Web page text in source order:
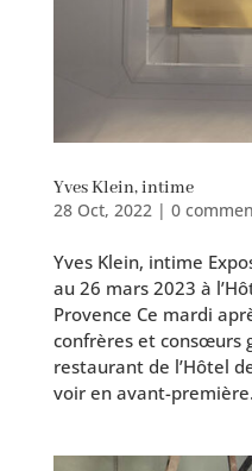
Yves Klein, intime
28 Oct, 2022| 0
Yves Klein, intime
au 26 mars 2023 à
Provence Ce mar­di
confrères et consœurs
res­tau­rant de l’Hôtel
voir en avant-